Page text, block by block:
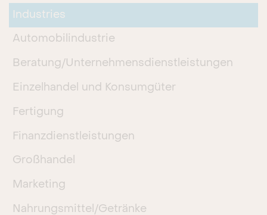
Industries
Automobilindustrie
Beratung/Unternehmensdienstleistungen
Einzelhandel und Konsumgüter
Fertigung
Finanzdienstleistungen
Großhandel
Marketing
Nahrungsmittel/Getränke